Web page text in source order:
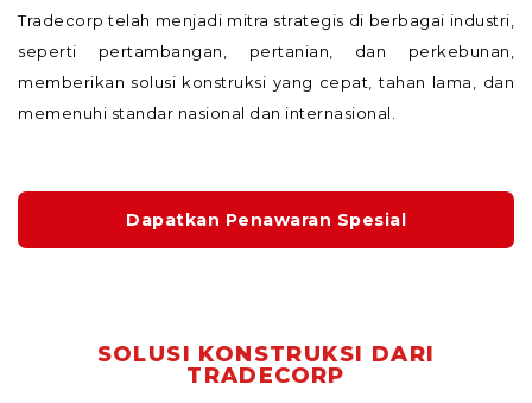
Tradecorp telah menjadi mitra strategis di berbagai industri,
seperti pertambangan, pertanian, dan perkebunan,
memberikan solusi konstruksi yang cepat, tahan lama, dan
memenuhi standar nasional dan internasional.
Dapatkan Penawaran Spesial
SOLUSI KONSTRUKSI DARI
TRADECORP